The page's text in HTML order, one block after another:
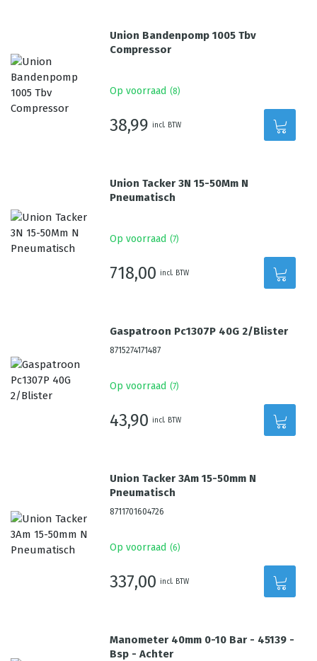
Union Bandenpomp 1005 Tbv
Compressor
Op voorraad (8)
38,99 incl. BTW
Union Tacker 3N 15-50Mm N
Pneumatisch
Op voorraad (7)
718,00 incl. BTW
Gaspatroon Pc1307P 40G 2/Blister
8715274171487
Op voorraad (7)
43,90 incl. BTW
Union Tacker 3Am 15-50mm N
Pneumatisch
8711701604726
Op voorraad (6)
337,00 incl. BTW
Manometer 40mm 0-10 Bar - 45139 -
Bsp - Achter